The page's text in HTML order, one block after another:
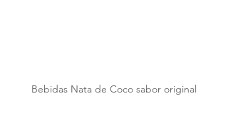
Bebidas Nata de Coco sabor original